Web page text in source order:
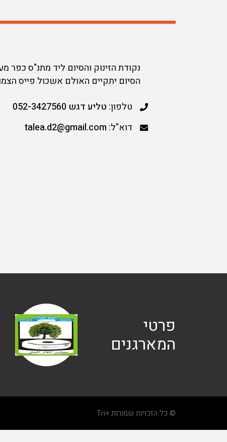
נקודת הזינוק והסיום ליד מתנ"ס כפר
הסיום יתקיים האולם אשכול פייס
טלפון: טליע דגש 052-3427560
דוא"ל: talea.d2@gmail.com
פרטי
המארגנים
© כל הזכויות שמורות +Tri